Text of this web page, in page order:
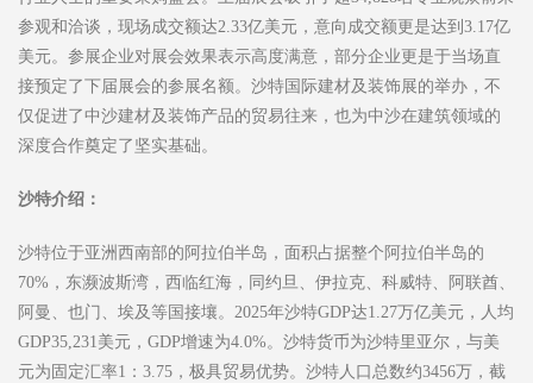
参观和洽谈，现场成交额达2.33亿美元，意向成交额更是达到3.17亿
美元。参展企业对展会效果表示高度满意，部分企业更是于当场直
接预定了下届展会的参展名额。沙特国际建材及装饰展的举办，不
仅促进了中沙建材及装饰产品的贸易往来，也为中沙在建筑领域的
深度合作奠定了坚实基础。
沙特介绍：
沙特位于亚洲西南部的阿拉伯半岛，面积占据整个阿拉伯半岛的
70%，东濒波斯湾，西临红海，同约旦、伊拉克、科威特、阿联酋、
阿曼、也门、埃及等国接壤。2025年沙特GDP达1.27万亿美元，人均
GDP35,231美元，GDP增速为4.0%。沙特货币为沙特里亚尔，与美
元为固定汇率1：3.75，极具贸易优势。沙特人口总数约3456万，截